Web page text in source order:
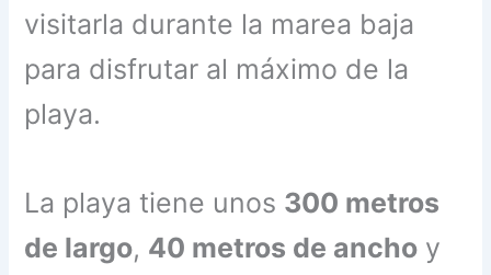
visitarla durante la marea baja
para disfrutar al máximo de la
playa.
La playa tiene unos 300 metros
de largo, 40 metros de ancho y